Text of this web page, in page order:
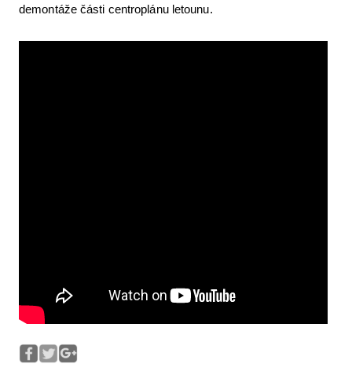
demontáže části centroplánu letounu.